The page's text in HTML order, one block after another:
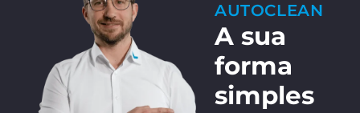
AUTOCLEAN
A sua
forma
simples